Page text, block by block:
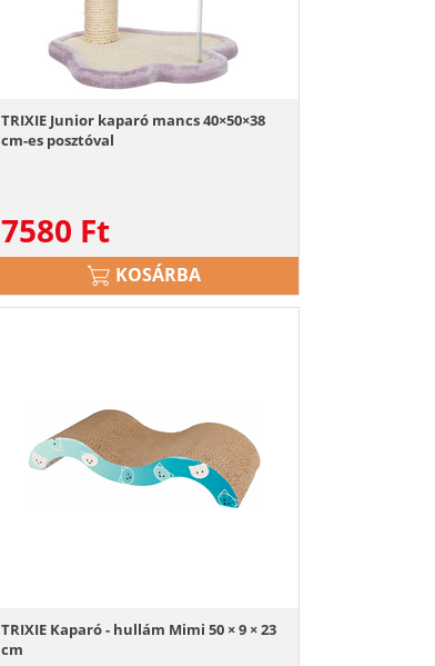
TRIXIE Junior kaparó mancs 40×50×38
cm-es posztóval
7580 Ft
KOSÁRBA
TRIXIE Kaparó - hullám Mimi 50 × 9 × 23
cm